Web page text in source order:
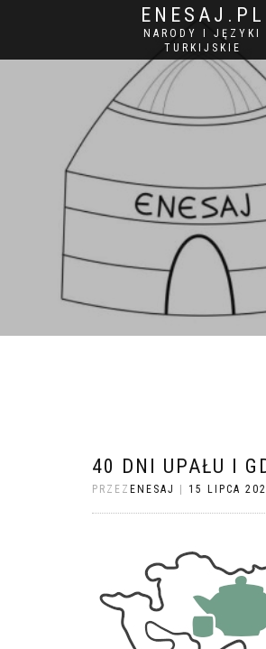
ENESAJ.PL
NARODY I JĘZYKI
TURKIJSKIE
40 DNI UPAŁU I
PRZEZ ENESAJ 15 LIPCA